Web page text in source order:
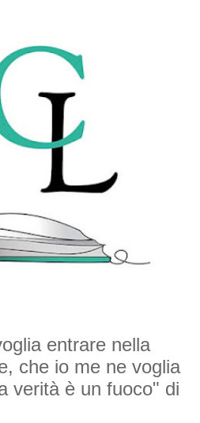
entrare nella
che io me ne voglia
verità è un fuoco" di